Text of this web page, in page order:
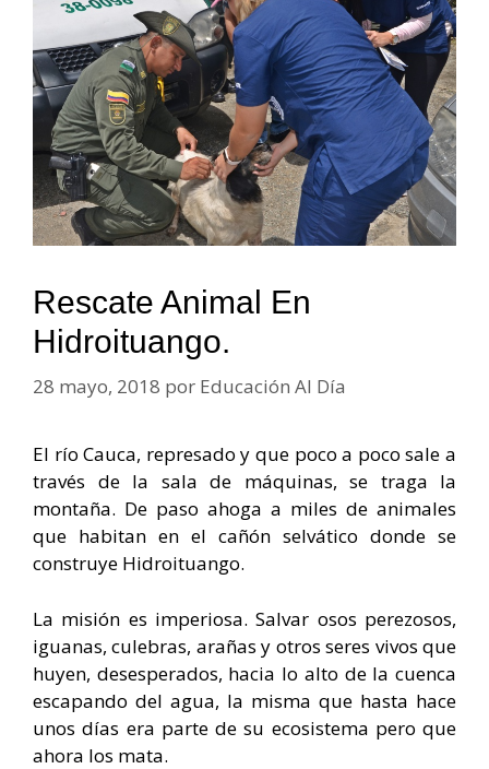
Rescate Animal En
Hidroituango.
28 mayo, 2018 por Educación Al Día
El río Cauca, represado y que poco a poco sale a
través de la sala de máquinas, se traga la
montaña. De paso ahoga a miles de animales
que habitan en el cañón selvático donde se
construye Hidroituango.
La misión es imperiosa. Salvar osos perezosos,
iguanas, culebras, arañas y otros seres vivos que
huyen, desesperados, hacia lo alto de la cuenca
escapando del agua, la misma que hasta hace
unos días era parte de su ecosistema pero que
ahora los mata.